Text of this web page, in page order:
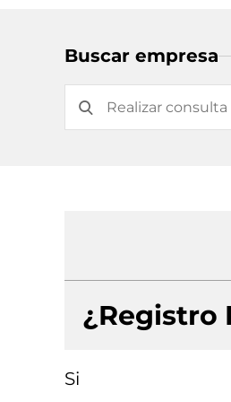
Buscar empresa
¿Registro
Si